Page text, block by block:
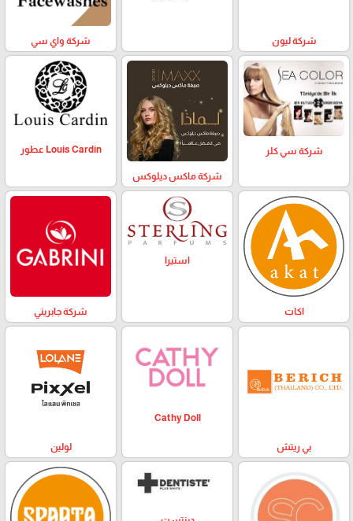
شركة ليون شركة واي سي
شركة سي كلر
شركة ماكس ديلوكس
Louis Cardin عطور
اكات
استيرا
شركة جابريني
بي ريتش
Cathy Doll
لولين